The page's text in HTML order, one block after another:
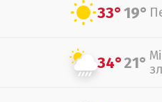
33°19°
34°21°